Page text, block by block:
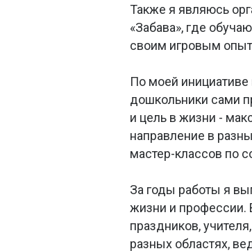
Также я являюсь
«Забава», где
своим игровым
По моей
дошкольники сами
и цель в жизни -
направление в
мастер-классов по
За годы работы я
жизни и профессии.
праздников,
разных областях,